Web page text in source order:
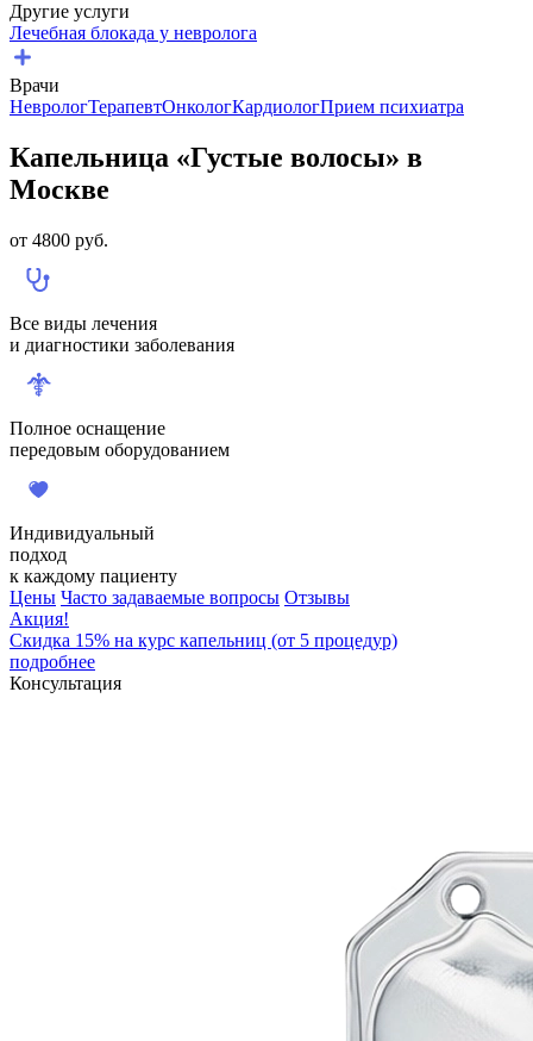
Другие услуги
Лечебная блокада у невролога
Врачи
НеврологТерапевтОнкологКардиологПрием психиатра
Капельница «Густые волосы» в
Москве
от 4800 руб.
Все виды лечения
и диагностики заболевания
Полное оснащение
передовым оборудованием
Индивидуальный
подход
к каждому пациенту
Цены Часто задаваемые вопросы Отзывы
Акция!
Скидка 15% на курс капельниц (от 5 процедур)
подробнее
Консультация